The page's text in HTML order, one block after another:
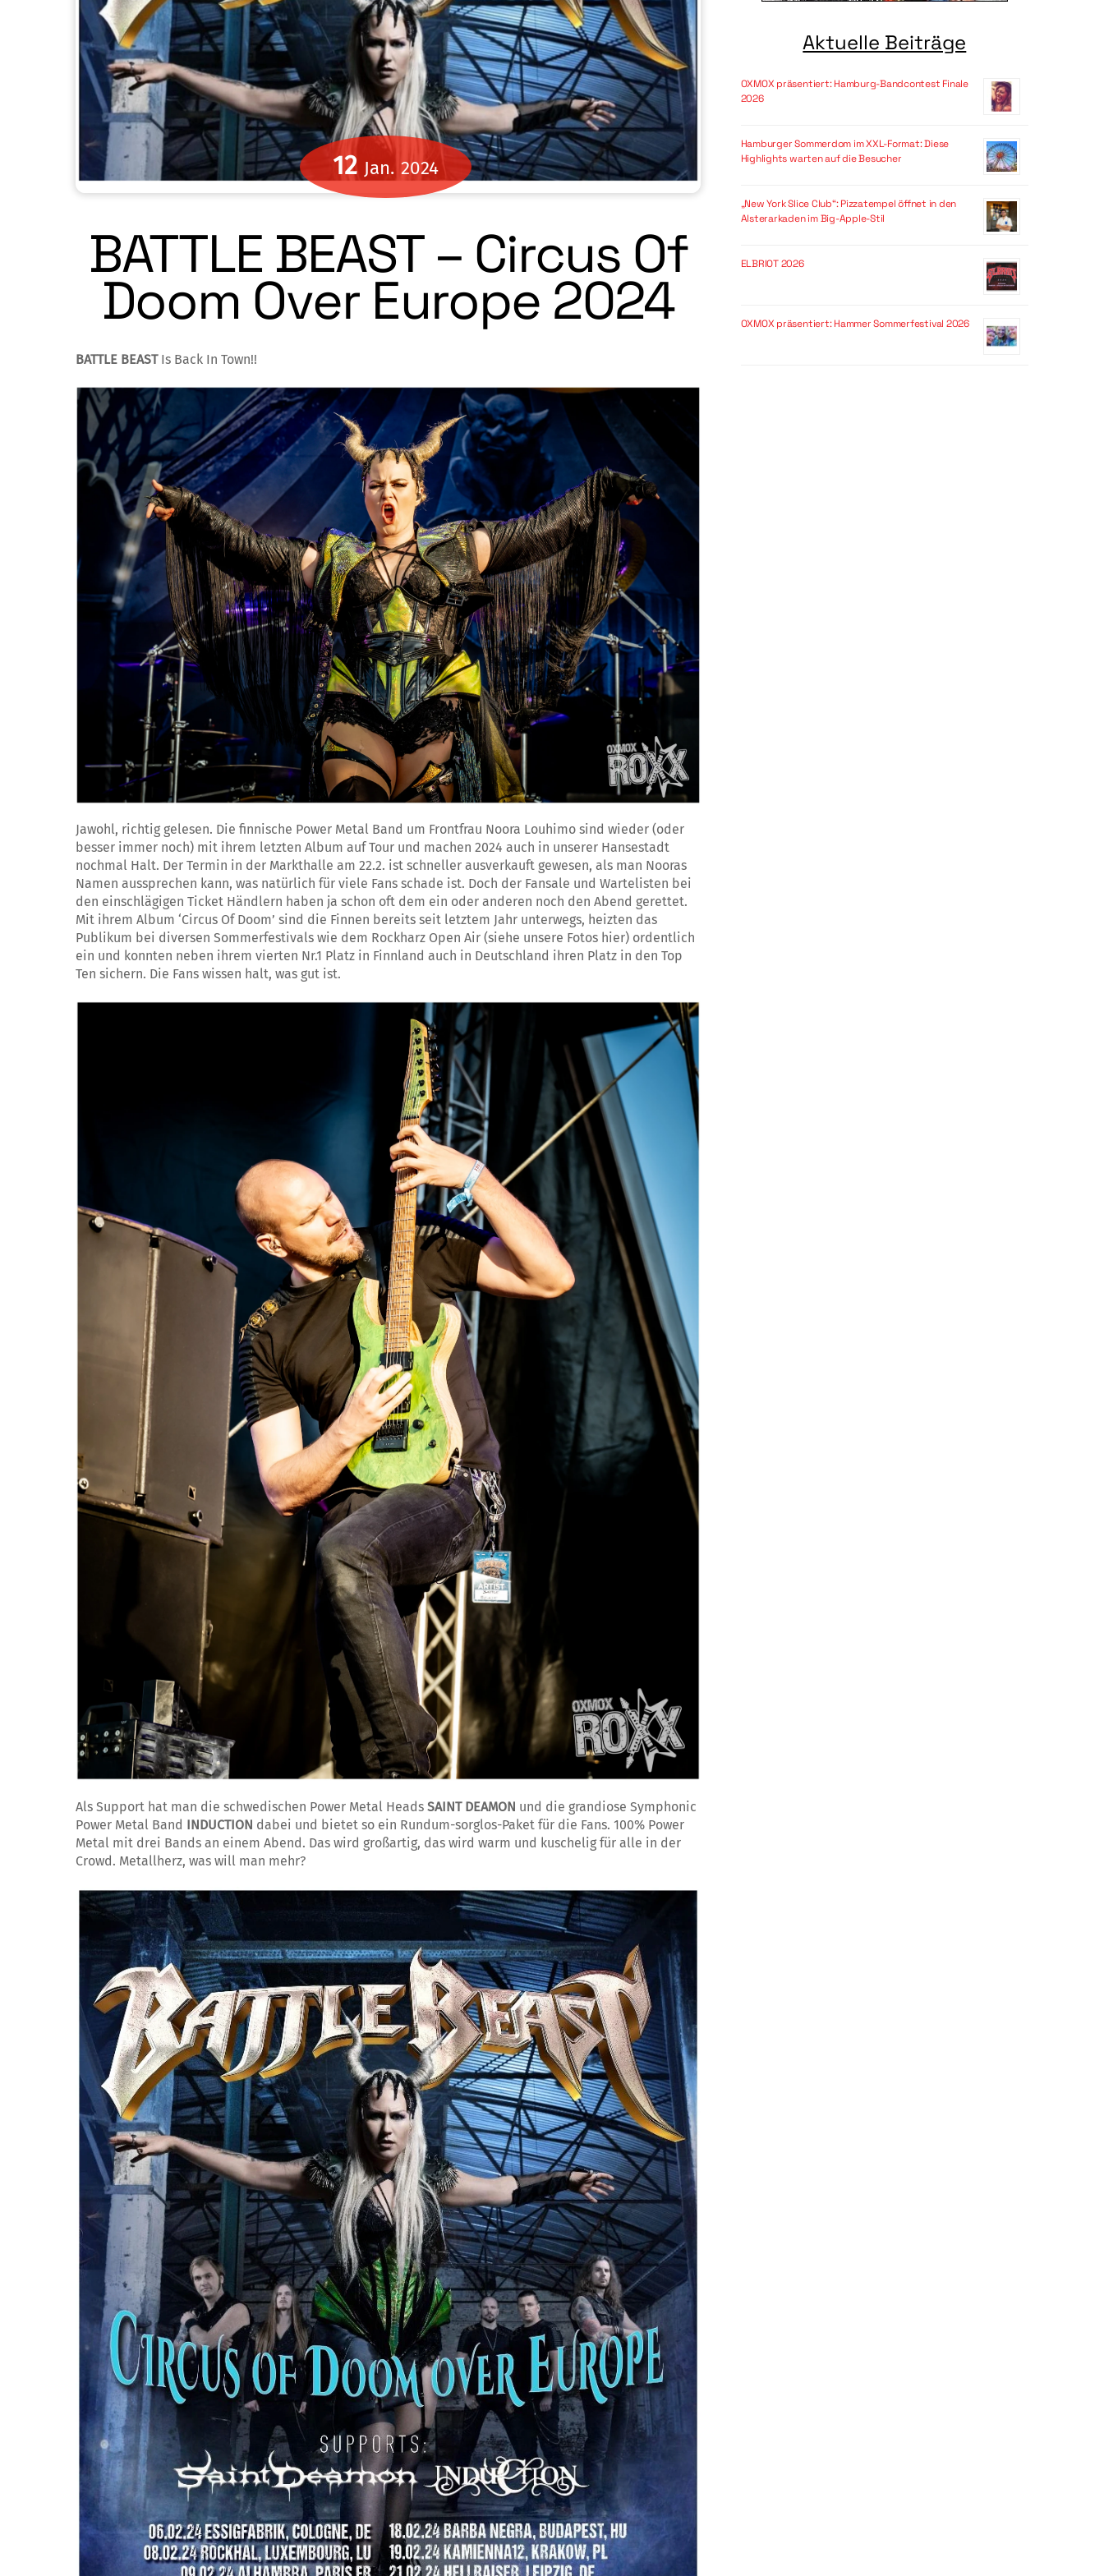
12 Jan. 2024
BATTLE BEAST – Circus Of
Doom Over Europe 2024
BATTLE BEASTIs Back In Town!!
Jawohl, richtig gelesen. Die finnische Power Metal Band um Frontfrau Noora Louhimo sind wieder (oder
besser immer noch) mit ihrem letzten Album auf Tour und machen 2024 auch in unserer Hansestadt
nochmal Halt. Der Termin in der Markthalle am 22.2. ist schneller ausverkauft gewesen, als man Nooras
Namen aussprechen kann, was natürlich für viele Fans schade ist. Doch der Fansale und Wartelisten bei
den einschlägigen Ticket Händlern haben ja schon oft dem ein oder anderen noch den Abend gerettet.
Mit ihrem Album ‘Circus Of Doom’ sind die Finnen bereits seit letztem Jahr unterwegs, heizten das
Publikum bei diversen Sommerfestivals wie dem Rockharz Open Air (siehe unsere Fotos hier) ordentlich
ein und konnten neben ihrem vierten Nr.1 Platz in Finnland auch in Deutschland ihren Platz in den Top
Ten sichern. Die Fans wissen halt, was gut ist.
Als Support hat man die schwedischen Power Metal Heads SAINT DEAMON und die grandiose Symphonic
Power Metal Band INDUCTION dabei und bietet so ein Rundum-sorglos-Paket für die Fans. 100% Power
Metal mit drei Bands an einem Abend. Das wird großartig, das wird warm und kuschelig für alle in der
Crowd. Metallherz, was will man mehr?
Aktuelle Beiträge
OXMOX präsentiert: Hamburg-Bandcontest Finale
2026
Hamburger Sommerdom im XXL-Format: Diese
Highlights warten auf die Besucher
„New York Slice Club“: Pizzatempel öffnet in den
Alsterarkaden im Big-Apple-Stil
ELBRIOT 2026
OXMOX präsentiert: Hammer Sommerfestival 2026